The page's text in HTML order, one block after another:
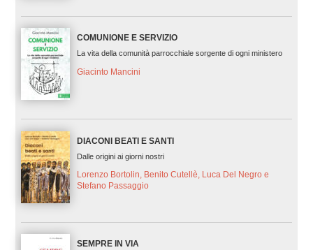
COMUNIONE E SERVIZIO
La vita della comunità parrocchiale sorgente di ogni ministero
Giacinto Mancini
DIACONI BEATI E SANTI
Dalle origini ai giorni nostri
Lorenzo Bortolin, Benito Cutellè, Luca Del Negro e
Stefano Passaggio
SEMPRE IN VIA